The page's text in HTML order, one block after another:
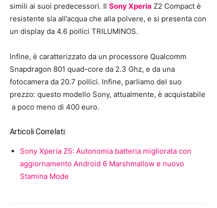
simili ai suoi predecessori. Il Sony Xperia Z2 Compact è
resistente sia all’acqua che alla polvere, e si presenta con
un display da 4.6 pollici TRILUMINOS.
Infine, è caratterizzato da un processore Qualcomm
Snapdragon 801 quad-core da 2.3 Ghz, e da una
fotocamera da 20.7 pollici. Infine, parliamo del suo
prezzo: questo modello Sony, attualmente, è acquistabile
a poco meno di 400 euro.
Articoli Correlati:
Sony Xperia Z5: Autonomia batteria migliorata con
aggiornamento Android 6 Marshmallow e nuovo
Stamina Mode